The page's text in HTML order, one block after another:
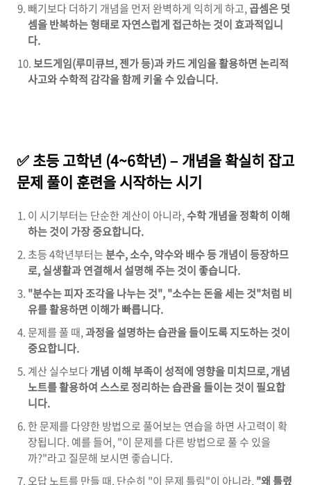
빼기보다 더하기 개념을 먼저 완벽하게 익히게 하고,곱셈은 덧
셈을 반복하는 형태로 자연스럽게 접근하는 것이 효과적입니
다.
보드게임(루미큐브, 젠가 등)과 카드 게임을 활용하면 논리적
사고와 수학적 감각을 함께 키울 수 있습니다.
✅ 초등 고학년 (4~6학년) – 개념을 확실히 잡고
문제 풀이 훈련을 시작하는 시기
이 시기부터는 단순한 계산이 아니라,수학 개념을 정확히 이해
하는 것이 가장 중요합니다.
초등 4학년부터는분수, 소수, 약수와 배수 등 개념이 등장하므
로, 실생활과 연결해서 설명해 주는 것이 좋습니다.
"분수는 피자 조각을 나누는 것", "소수는 돈을 세는 것"처럼 비
유를 활용하면 이해가 빠릅니다.
문제를 풀 때,과정을 설명하는 습관을 들이도록 지도하는 것이
중요합니다.
계산 실수보다개념 이해 부족이 성적에 영향을 미치므로, 개념
노트를 활용하여 스스로 정리하는 습관을 들이는 것이 필요합
니다.
한 문제를 다양한 방법으로 풀어보는 연습을 하면 사고력이 확
장됩니다. 예를 들어, "이 문제를 다른 방법으로 풀 수 있을
까?"라고 질문해 보시면 좋습니다.
오답 노트를 만들 때, 단순히 "이 문제 틀림"이 아니라, "왜 틀렸